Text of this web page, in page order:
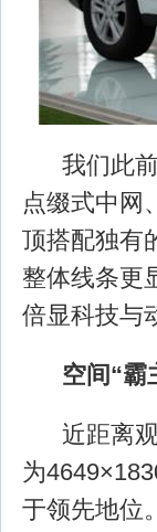
我们此前
点缀式中网
顶搭配独有
整体线条更
倍显科技与
空间“霸
近距离观
为
于领先地位